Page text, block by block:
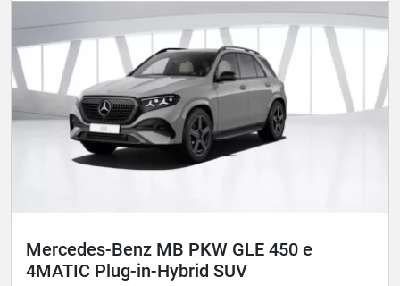
Mercedes-Benz MB PKW GLE 450 e
4MATIC Plug-in-Hybrid SUV